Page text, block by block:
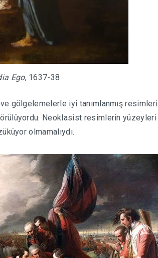
Ego, 1637-38
gölgelemelerle iyi tanımlanmış resimleri
Neoklasist resimlerin yüzeyleri
olmamalıydı.